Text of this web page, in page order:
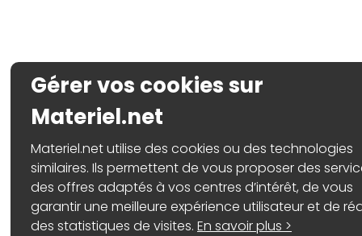
Gérer vos cookies sur
Materiel.net
Materiel.net utilise des cookies ou des technologies
similaires. Ils permettent de vous proposer des
des offres adaptés à vos centres d’intérêt, de vous
garantir une meilleure expérience utilisateur et de
des statistiques de visites.En savoir plus >